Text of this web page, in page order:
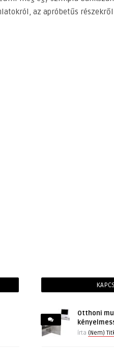
az apróbetűs
Otthoni
írta (Nem)